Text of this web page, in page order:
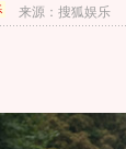
来源：搜狐娱乐